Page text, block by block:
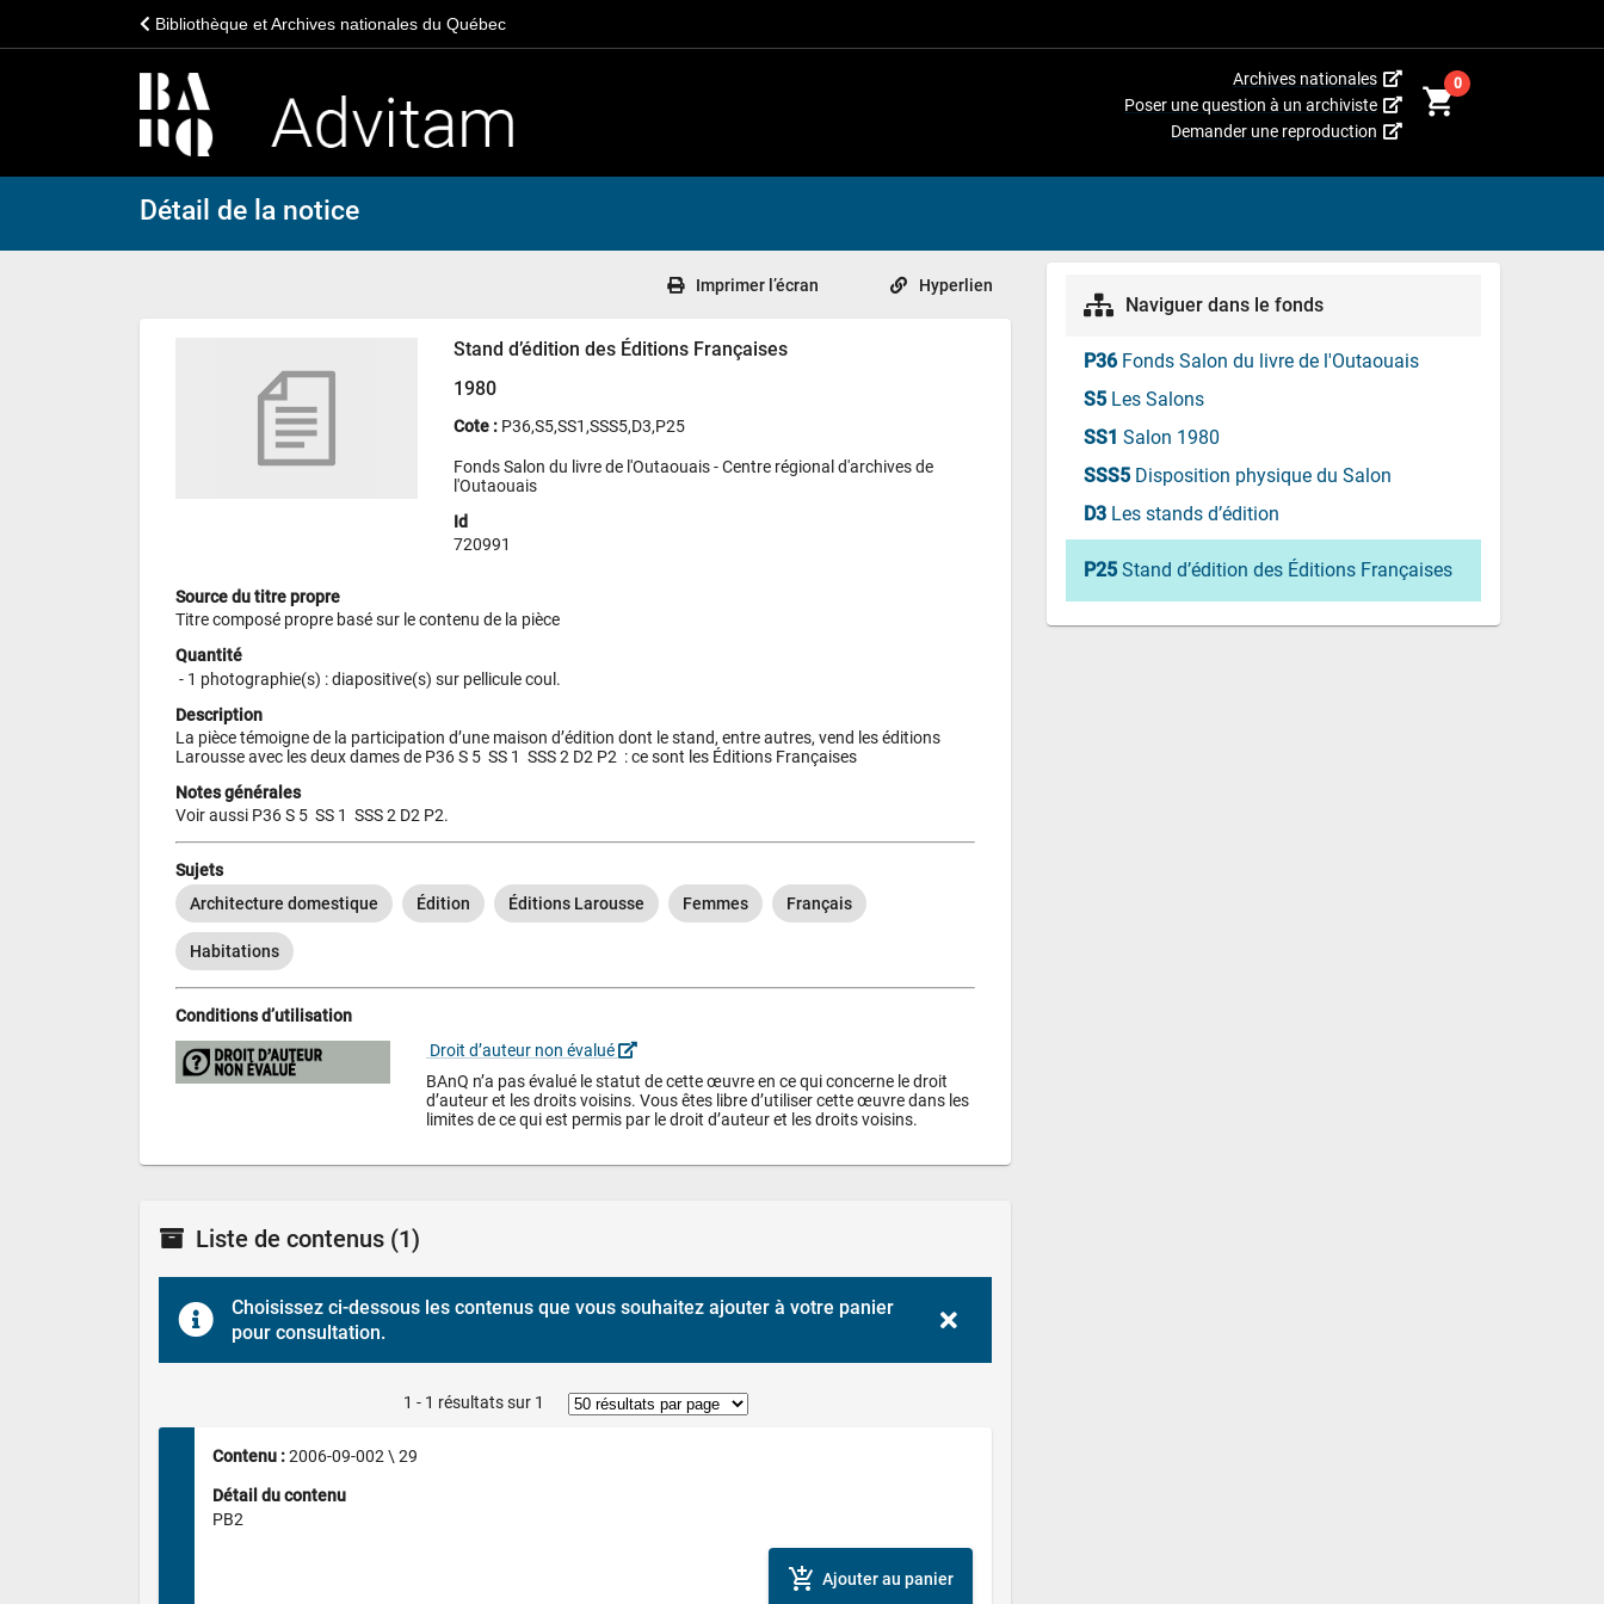
Bibliothèque et Archives nationales du Québec
Archives nationales
(Cet
hyperlien
s’ouvrira
nouvelle
Poser une question à un archiviste
(Cet
hyperlien
Demander une reproduction
(Cet
fenêtre.)
shopping_cart0
Détail de la notice
Imprimer l’écran Hyperlien
Stand d’édition des Éditions Françaises
1980
Cote : P36,S5,SS1,SSS5,D3,P25
Fonds Salon du livre de l'Outaouais - Centre régional d'archives de
l'Outaouais
Id
720991
Source du titre propre
Titre composé propre basé sur le contenu de la pièce
Quantité
- 1 photographie(s) : diapositive(s) sur pellicule coul.
Description
La pièce témoigne de la participation d’une maison d’édition dont le stand, entre autres, vend les éditions
Larousse avec les deux dames de P36 S 5  SS 1  SSS 2 D2 P2  : ce sont les Éditions Françaises
Notes générales
Voir aussi P36 S 5  SS 1  SSS 2 D2 P2.
Sujets
Architecture domestique
Édition Éditions Larousse Femmes Français
Habitations
Conditions d’utilisation
Droit d’auteur non évalué
BAnQ n’a pas évalué le statut de cette œuvre en ce qui concerne le droit
d’auteur et les droits voisins. Vous êtes libre d’utiliser cette œuvre dans les
limites de ce qui est permis par le droit d’auteur et les droits voisins.
Liste de contenus (1)
Choisissez ci-dessous les contenus que vous souhaitez ajouter à votre panier
pour consultation.
1 - 1 résultats sur 1
Contenu : 2006-09-002 \ 29
Détail du contenu
PB2
add_shopping_cart Ajouter au panier
Naviguer dans le fonds
P36 Fonds Salon du livre de l'Outaouais
S5 Les Salons
SS1 Salon 1980
SSS5 Disposition physique du Salon
D3 Les stands d’édition
P25 Stand d’édition des Éditions Françaises